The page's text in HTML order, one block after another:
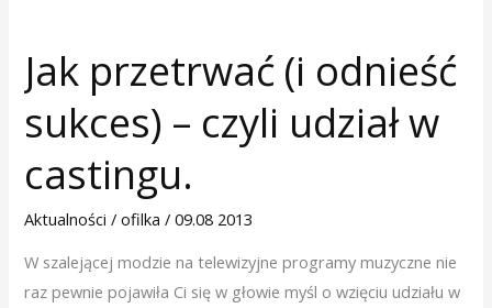
Jak przetrwać (i odnieść
sukces) – czyli udział w
castingu.
Aktualności /ofilka/09.08 2013
W szalejącej modzie na telewizyjne programy muzyczne nie
raz pewnie pojawiła Ci się w głowie myśl o wzięciu udziału w
Jak
przetrwać
(i
sukces)
udział
w